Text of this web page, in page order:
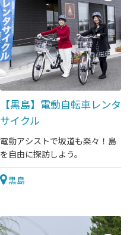
【黒島】電動自転車レンタ
サイクル
電動アシストで坂道も楽々！島
を自由に探訪しよう。
黒島